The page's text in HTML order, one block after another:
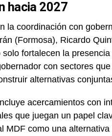
hacia 2027
la coordinación con
(Formosa), Ricardo
fortalecen la
con sectores
alternativas
acercamientos con
que juegan un papel
MDF como una alternativa